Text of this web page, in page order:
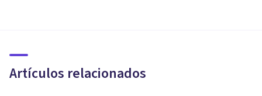
Artículos relacionados
en Vélez-Málaga